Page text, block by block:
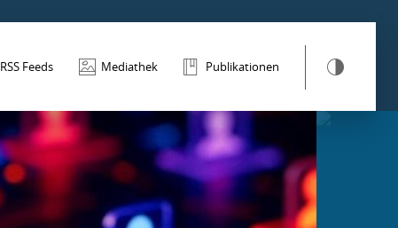
RSS Feeds Mediathek Publikationen